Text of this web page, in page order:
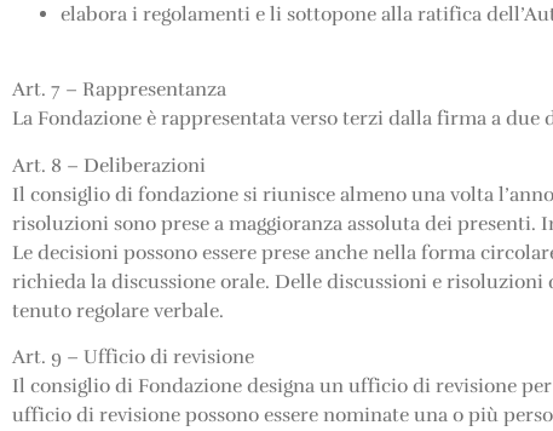
elabora i regolamenti e li sottopone alla ratifica
Art. 7 – Rappresentanza
La Fondazione è rappresentata verso terzi dalla firma a
Art. 8 – Deliberazioni
Il consiglio di fondazione si riunisce almeno una volta
risoluzioni sono prese a maggioranza assoluta dei
Le decisioni possono essere prese anche nella forma
richieda la discussione orale. Delle discussioni e risoluzioni
tenuto regolare verbale.
Art. 9 – Ufficio di revisione
Il consiglio di Fondazione designa un ufficio di revisione
ufficio di revisione possono essere nominate una o più